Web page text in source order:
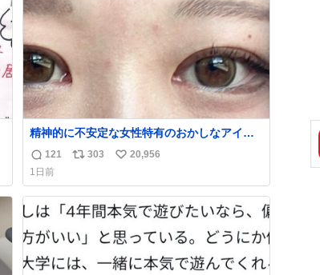
数
精神的に不安定な女性特有のおかしなアイラ
インとおかしな眉毛辞めてくれ本当に
返
信
数
121
リ
ス
ト
303
い
ね
数
20,956
1日前